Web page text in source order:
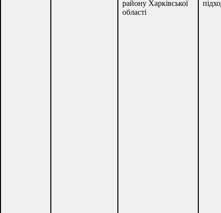
району Харківської
області